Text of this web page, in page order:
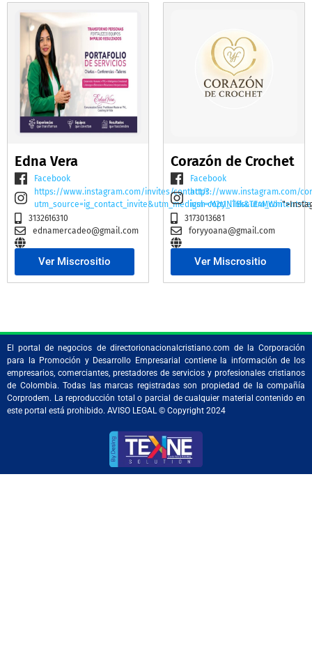
Edna Vera
Facebook
https://www.instagram.com/invites/contact/?
3132616310
ednamercadeo@gmail.com
Ver Miscrositio
Corazón de Crochet
Facebook
https://www.instagram.com/
igsh=M2t1NTBscTE4MWhi
3173013681
foryyoana@gmail.com
Ver Miscrositio
El portal de negocios de directorionacionalcristiano.com de la Corporación
para la Promoción y Desarrollo Empresarial contiene la información de los
empresarios, comerciantes, prestadores de servicios y profesionales cristianos
de Colombia. Todas las marcas registradas son propiedad de la compañía
Corprodem. La reproducción total o parcial de cualquier material contenido en
este portal está prohibido. AVISO LEGAL © Copyright 2024